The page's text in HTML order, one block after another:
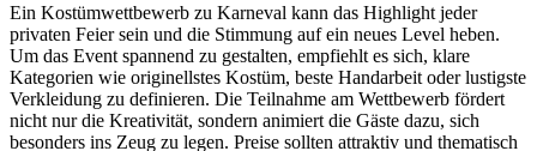
Ein Kostümwettbewerb zu Karneval kann das Highlight jeder
privaten Feier sein und die Stimmung auf ein neues Level heben.
Um das Event spannend zu gestalten, empfiehlt es sich, klare
Kategorien wie originellstes Kostüm, beste Handarbeit oder lustigste
Verkleidung zu definieren. Die Teilnahme am Wettbewerb fördert
nicht nur die Kreativität, sondern animiert die Gäste dazu, sich
besonders ins Zeug zu legen. Preise sollten attraktiv und thematisch